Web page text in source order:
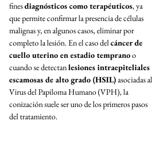
fines diagnósticos como terapéuticos, ya
que permite confirmar la presencia de células
malignas y, en algunos casos, eliminar por
completo la lesión. En el caso del cáncer de
cuello uterino en estadio temprano o
cuando se detectan lesiones intraepiteliales
escamosas de alto grado (HSIL) asociadas al
Virus del Papiloma Humano (VPH), la
conización suele ser uno de los primeros pasos
del tratamiento.